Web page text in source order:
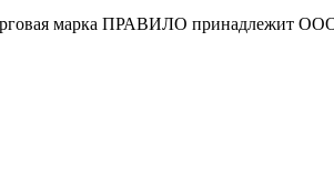
марка ПРАВИЛО принадлежит